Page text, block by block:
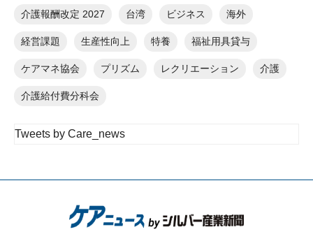
介護報酬改定 2027 台湾 ビジネス 海外
経営課題 生産性向上 特養 福祉用具貸与
ケアマネ協会 プリズム レクリエーション 介護
介護給付費分科会
Tweets by Care_news